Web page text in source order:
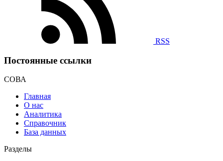
RSS
Постоянные ссылки
СОВА
Главная
О нас
Аналитика
Справочник
База данных
Разделы